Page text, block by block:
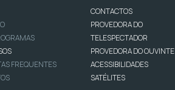
FREQUENTES
CONTACTOS
PROVEDORA DO
TELESPECTADOR
PROVEDORA DO OUVINTE
ACESSIBILIDADES
SATÉLITES